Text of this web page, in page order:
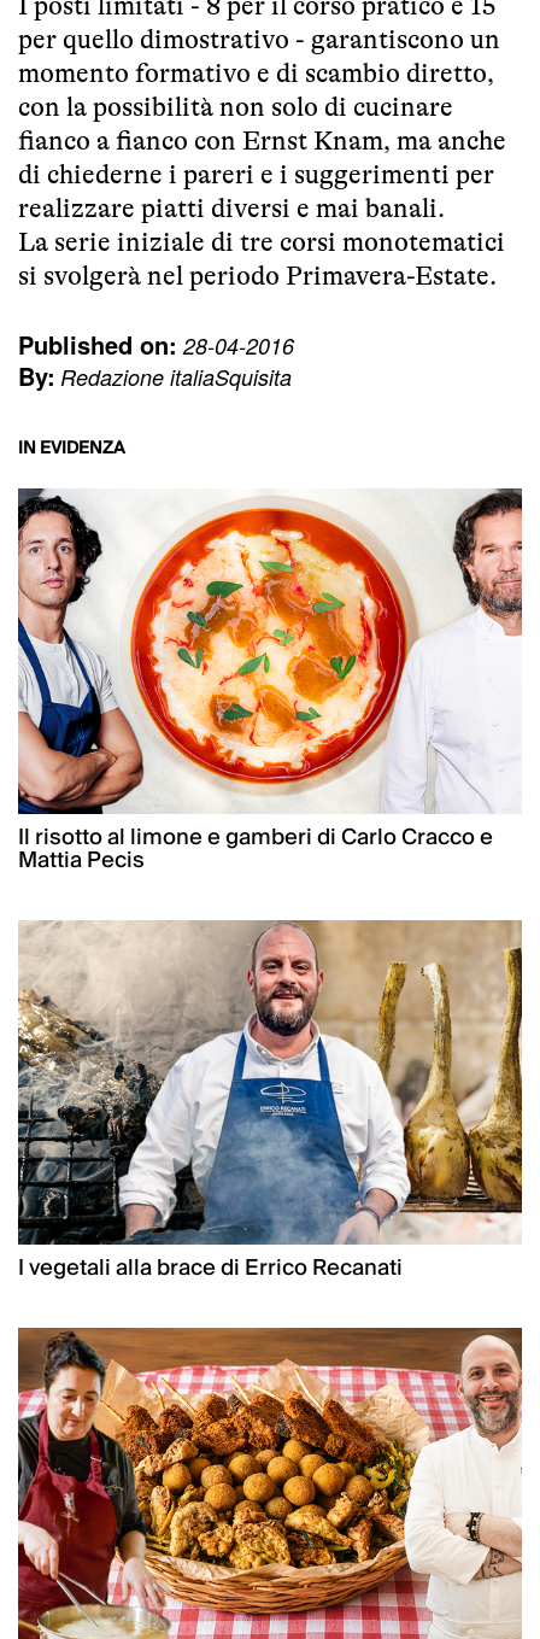
per quello dimostrativo - garantiscono un
momento formativo e di scambio diretto,
con la possibilità non solo di cucinare
fianco a fianco con Ernst Knam, ma anche
di chiederne i pareri e i suggerimenti per
realizzare piatti diversi e mai banali.
La serie iniziale di tre corsi monotematici
si svolgerà nel periodo Primavera-Estate.
Published on: 28-04-2016
By: Redazione italiaSquisita
IN EVIDENZA
Il risotto al limone e gamberi di Carlo Cracco e
Mattia Pecis
I vegetali alla brace di Errico Recanati